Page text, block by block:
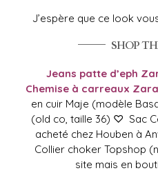
J’espère que ce look
Jeans patte d’eph
Chemise à carreaux Zara
en cuir Maje (modèle
(old co, taille 36) ♡ Sac
acheté chez Houben à
Collier choker Topshop
site mais en